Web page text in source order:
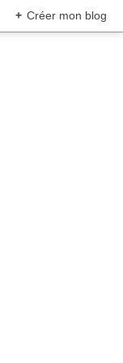
+ Créer mon blog